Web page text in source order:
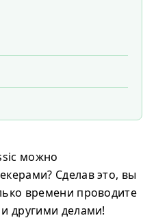
можно
Сделав это, вы
времени проводите
другими делами!